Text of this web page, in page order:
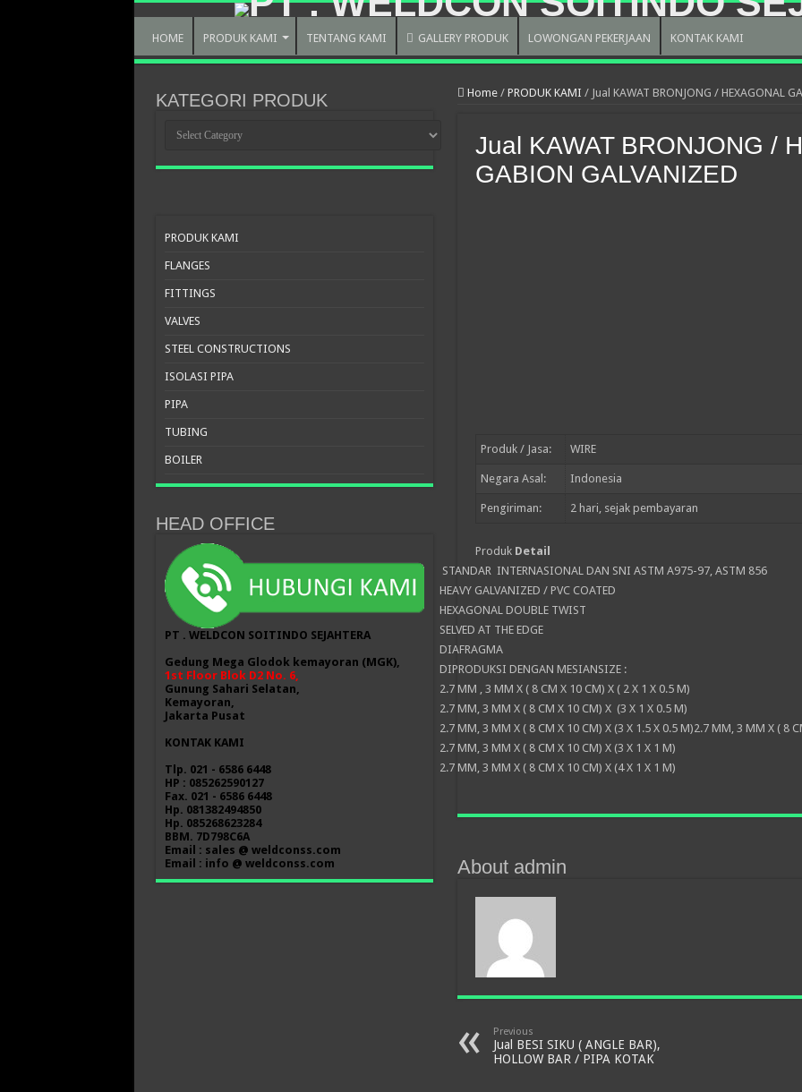
HOME PRODUK KAMI TENTANG KAMI GALLERY PRODUK LOWONGAN PEKERJAAN KONTAK KAMI
Home / PRODUK KAMI / Jual KAWAT BRONJONG / HEXAGONAL
Jual KAWAT BRONJONG /
GABION GALVANIZED
Produk / Jasa: WIRE
Negara Asal: Indonesia
Pengiriman: 2hari, sejak pembayaran
ProdukDetail
STANDAR INTERNASIONAL DAN SNI ASTM A975-97, ASTM 856
HEAVY GALVANIZED / PVC COATED
HEXAGONAL DOUBLE TWIST
SELVED AT THE EDGE
DIAFRAGMA
DIPRODUKSI DENGAN MESIANSIZE :
2.7 MM , 3 MM X ( 8 CM X 10 CM) X ( 2 X 1 X 0.5 M)
2.7 MM, 3 MM X ( 8 CM X 10 CM) X (3 X 1 X 0.5 M)
2.7 MM, 3 MM X ( 8 CM X 10 CM) X (3 X 1.5 X 0.5 M)2.7 MM, 3 MM X ( 8
2.7 MM, 3 MM X ( 8 CM X 10 CM) X (3 X 1 X 1 M)
2.7 MM, 3 MM X ( 8 CM X 10 CM) X (4 X 1 X 1 M)
About admin
Previous
Jual BESI SIKU ( ANGLE BAR),
HOLLOW BAR / PIPA KOTAK
KATEGORI PRODUK
PRODUK
PRODUK KAMI
FLANGES
FITTINGS
VALVES
STEEL CONSTRUCTIONS
ISOLASI PIPA
PIPA
TUBING
BOILER
HEAD OFFICE
PT . WELDCON SOITINDO SEJAHTERA
Gedung Mega Glodok kemayoran (MGK),
1st Floor Blok D2 No. 6,
Gunung Sahari Selatan,
Kemayoran,
Jakarta Pusat
KONTAK KAMI
Tlp. 021 - 6586 6448
HP : 085262590127
Fax. 021 - 6586 6448
Hp. 081382494850
Hp. 085268623284
BBM. 7D798C6A
Email : sales @ weldconss.com
Email : info @ weldconss.com